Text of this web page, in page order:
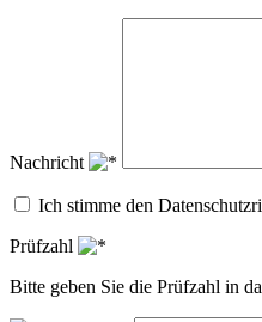
Nachricht
Ich stimme den
Prüfzahl
Bitte geben Sie die Prüfzahl in